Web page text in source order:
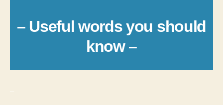
– Useful words you should
know –